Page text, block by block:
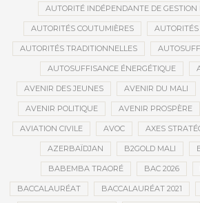
AUTORITÉ INDÉPENDANTE DE GESTION
AUTORITÉS COUTUMIÈRES
AUTORITÉS TRADITIONNELLES
AUTOSUFFISANCE ÉNERGÉTIQUE
AVENIR DES JEUNES AVENIR DU MALI
AVENIR POLITIQUE AVENIR PROSPÈRE
AVIATION CIVILE AVOC AXES
AZERBAÏDJAN B2GOLD MALI
BABEMBA TRAORÉ BAC 2026
BACCALAURÉAT BACCALAURÉAT 2021